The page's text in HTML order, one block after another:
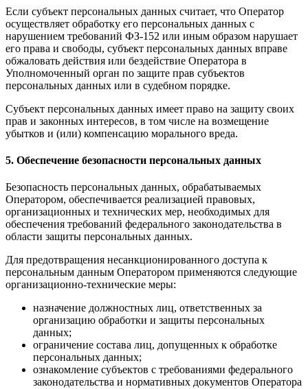
Если субъект персональных данных считает, что Оператор
осуществляет обработку его персональных данных с
нарушением требований ФЗ-152 или иным образом нарушает
его права и свободы, субъект персональных данных вправе
обжаловать действия или бездействие Оператора в
Уполномоченный орган по защите прав субъектов
персональных данных или в судебном порядке.
Субъект персональных данных имеет право на защиту своих
прав и законных интересов, в том числе на возмещение
убытков и (или) компенсацию морального вреда.
5. Обеспечение безопасности персональных данных
Безопасность персональных данных, обрабатываемых
Оператором, обеспечивается реализацией правовых,
организационных и технических мер, необходимых для
обеспечения требований федерального законодательства в
области защиты персональных данных.
Для предотвращения несанкционированного доступа к
персональным данным Оператором применяются следующие
организационно-технические меры:
назначение должностных лиц, ответственных за
организацию обработки и защиты персональных
данных;
ограничение состава лиц, допущенных к обработке
персональных данных;
ознакомление субъектов с требованиями федерального
законодательства и нормативных документов Оператора